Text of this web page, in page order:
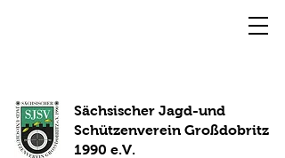
Sächsischer Jagd-und
Schützenverein Großdobritz
1990 e.V.